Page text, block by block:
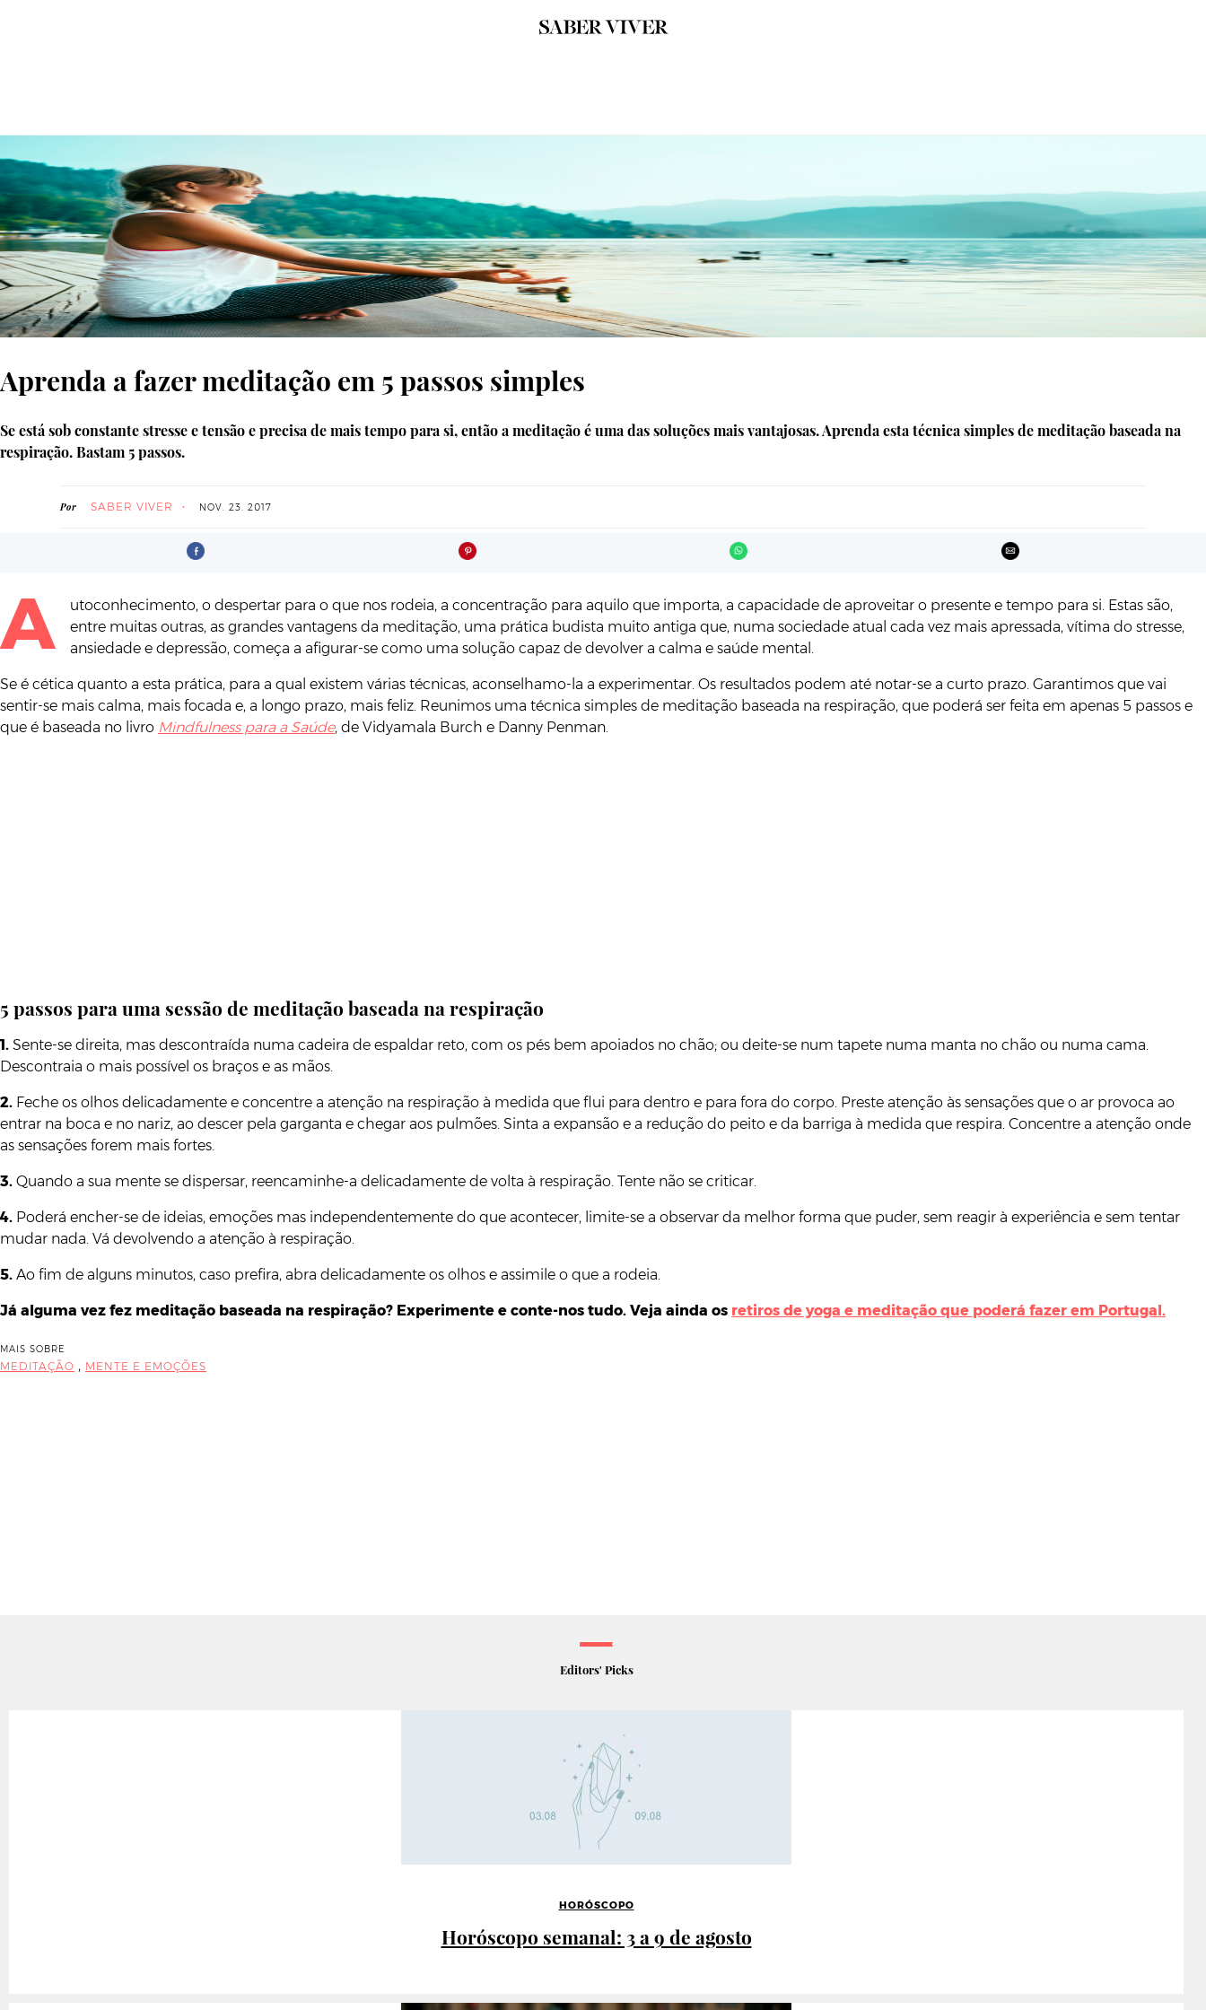
Aprenda a fazer meditação em 5 passos simples
Se está sob constante stresse e tensão e precisa de mais tempo para si, então a meditação é uma das soluções mais vantajosas. Aprenda esta técnica simples de meditação baseada na
respiração. Bastam 5 passos.
Por SABER VIVER NOV. 23. 2017
A
utoconhecimento, o despertar para o que nos rodeia, a concentração para aquilo que importa, a capacidade de aproveitar o presente e tempo para si. Estas são,
entre muitas outras, as grandes vantagens da meditação, uma prática budista muito antiga que, numa sociedade atual cada vez mais apressada, vítima do stresse,
ansiedade e depressão, começa a afigurar-se como uma solução capaz de devolver a calma e saúde mental.
Se é cética quanto a esta prática, para a qual existem várias técnicas, aconselhamo-la a experimentar. Os resultados podem até notar-se a curto prazo. Garantimos que vai
sentir-se mais calma, mais focada e, a longo prazo, mais feliz. Reunimos uma técnica simples de meditação baseada na respiração, que poderá ser feita em apenas 5 passos e
que é baseada no livro Mindfulness para a Saúde, de Vidyamala Burch e Danny Penman.
5 passos para uma sessão de meditação baseada na respiração
1. Sente-se direita, mas descontraída numa cadeira de espaldar reto, com os pés bem apoiados no chão; ou deite-se num tapete numa manta no chão ou numa cama.
Descontraia o mais possível os braços e as mãos.
2. Feche os olhos delicadamente e concentre a atenção na respiração à medida que flui para dentro e para fora do corpo. Preste atenção às sensações que o ar provoca ao
entrar na boca e no nariz, ao descer pela garganta e chegar aos pulmões. Sinta a expansão e a redução do peito e da barriga à medida que respira. Concentre a atenção onde
as sensações forem mais fortes.
3. Quando a sua mente se dispersar, reencaminhe-a delicadamente de volta à respiração. Tente não se criticar.
4. Poderá encher-se de ideias, emoções mas independentemente do que acontecer, limite-se a observar da melhor forma que puder, sem reagir à experiência e sem tentar
mudar nada. Vá devolvendo a atenção à respiração.
5. Ao fim de alguns minutos, caso prefira, abra delicadamente os olhos e assimile o que a rodeia.
Já alguma vez fez meditação baseada na respiração? Experimente e conte-nos tudo. Veja ainda os retiros de yoga e meditação que poderá fazer em Portugal.
MAIS SOBRE
MEDITAÇÃO , MENTE E EMOÇÕES
Editors' Picks
HORÓSCOPO
Horóscopo semanal: 3 a 9 de agosto